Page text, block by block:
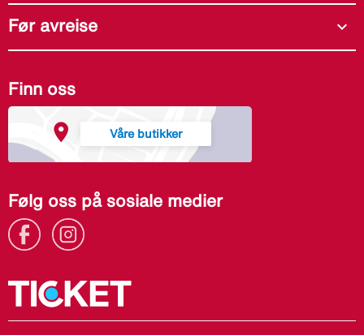
Før avreise expand_more
Finn oss
Våre butikker
Følg oss på sosiale medier